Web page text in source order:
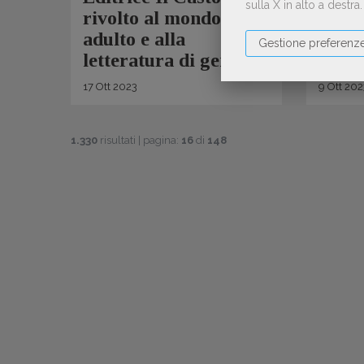
sulla X in alto a destra.
Gestione
rivolto al mondo
adulto e alla
letteratura di genere
17 Ott 2023 9 Ott
1.330 risultati | pagina: 16 di 148